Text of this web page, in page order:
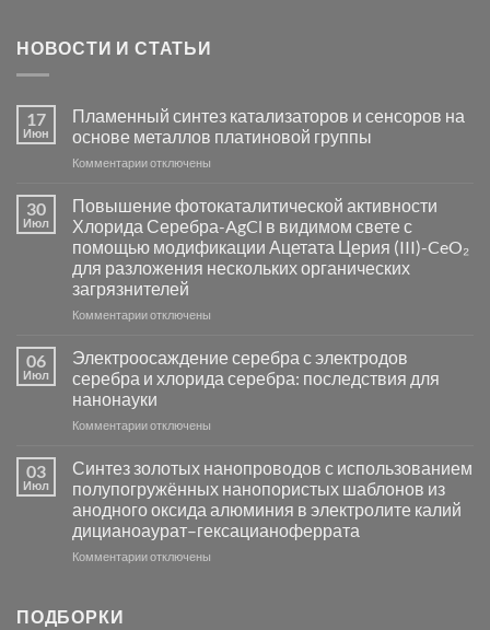
НОВОСТИ И СТАТЬИ
17
Июн
Пламенный синтез катализаторов и сенсоров на
основе металлов платиновой группы
Комментариик
Пламенный
синтез
катализаторов
и
сенсоров
на
основе
группы
отключены
30
Июл
Повышение фотокаталитической активности
Хлорида Серебра-AgCl в видимом свете с
помощью модификации Ацетата Церия (III)-CeO₂
для разложения нескольких органических
загрязнителей
Комментариик
фотокаталитической
активности
Хлорида
Серебра-
в
видимом
свете
с
помощью
модификации
отключены
06
Июл
Электроосаждение серебра с электродов
серебра и хлорида серебра: последствия для
нанонауки
Комментариик
серебра
с
электродов
серебра
и
отключены
03
Июл
Синтез золотых нанопроводов с использованием
полупогружённых нанопористых шаблонов из
анодного оксида алюминия в электролите калий
дицианоаурат–гексацианоферрата
Комментариикотключены
ПОДБОРКИ